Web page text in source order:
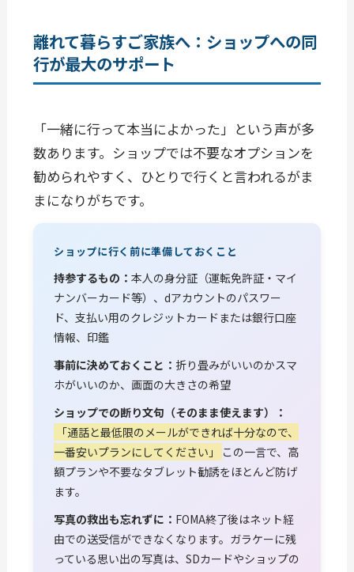
離れて暮らすご家族へ：ショップへの同
行が最大のサポート
「一緒に行って本当によかった」という声が多
数あります。ショップでは不要なオプションを
勧められやすく、ひとりで行くと言われるがま
まになりがちです。
ショップに行く前に準備しておくこと
持参するもの：本人の身分証（運転免許証・マイ
ナンバーカード等）、dアカウントのパスワー
ド、支払い用のクレジットカードまたは銀行口座
情報、印鑑
事前に決めておくこと： 折り畳みがいいのかスマ
ホがいいのか、画面の大きさの希望
ショップでの断り文句（そのまま使えます）：
「通話と最低限のメールができれば十分なので、
一番安いプランにしてください」
この一言で、高
額プランや不要なタブレット勧誘をほとんど防げ
ます。
写真の救出も忘れずに： FOMA終了後はネット経
由での送受信ができなくなります。ガラケーに残
っている思い出の写真は、SDカードやショップの